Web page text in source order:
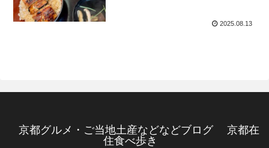
2025.08.13
京都グルメ・ご当地土産などなどブログ 京都在
住食べ歩き